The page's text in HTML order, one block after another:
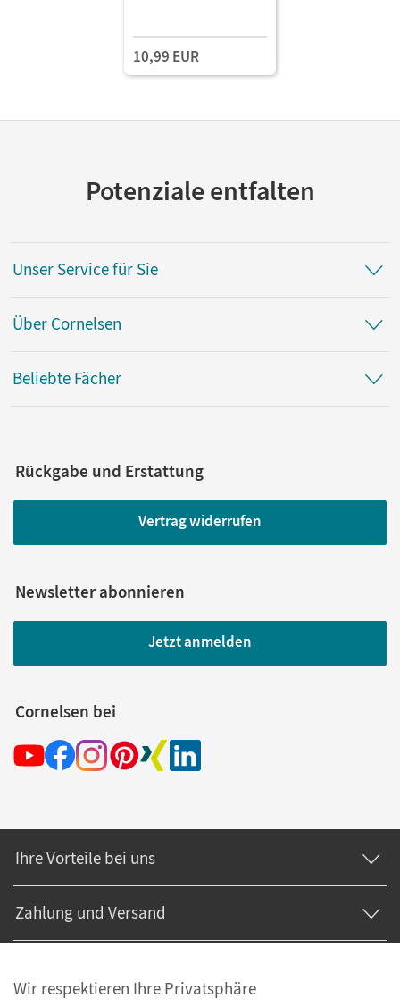
10,99 EUR
Potenziale entfalten
Unser Service für Sie
Über Cornelsen
Beliebte Fächer
Rückgabe und Erstattung
Vertrag widerrufen
Newsletter abonnieren
Jetzt anmelden
Cornelsen bei
Ihre Vorteile bei uns
Zahlung und Versand
Wir respektieren Ihre Privatsphäre